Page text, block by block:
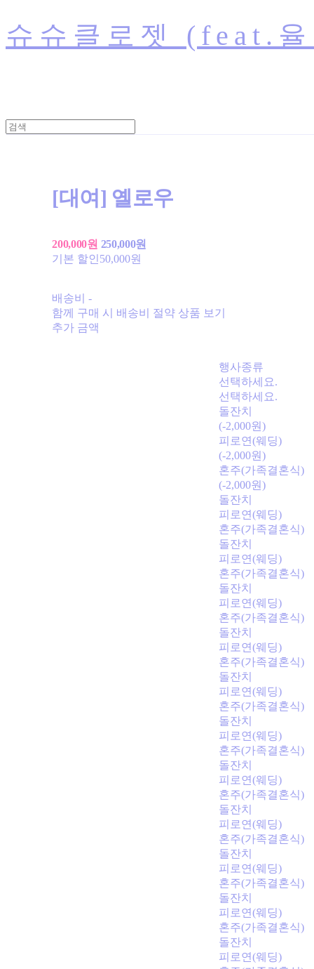
슈슈클로젯 (feat.
[대여] 옐로우
200,000원 250,000원
기본 할인 50,000원
배송비-
함께 구매 시 배송비 절약 상품 보기
추가 금액
행사종류
선택하세요.
선택하세요.
돌잔치
(-2,000원)
피로연(웨딩)
(-2,000원)
혼주(가족결혼식)
(-2,000원)
돌잔치
피로연(웨딩)
혼주(가족결혼식)
돌잔치
피로연(웨딩)
혼주(가족결혼식)
돌잔치
피로연(웨딩)
혼주(가족결혼식)
돌잔치
피로연(웨딩)
혼주(가족결혼식)
돌잔치
피로연(웨딩)
혼주(가족결혼식)
돌잔치
피로연(웨딩)
혼주(가족결혼식)
돌잔치
피로연(웨딩)
혼주(가족결혼식)
돌잔치
피로연(웨딩)
혼주(가족결혼식)
돌잔치
피로연(웨딩)
혼주(가족결혼식)
돌잔치
피로연(웨딩)
혼주(가족결혼식)
돌잔치
피로연(웨딩)